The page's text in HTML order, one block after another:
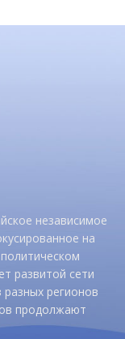
независимое
на
развитой сети
регионов
продолжают